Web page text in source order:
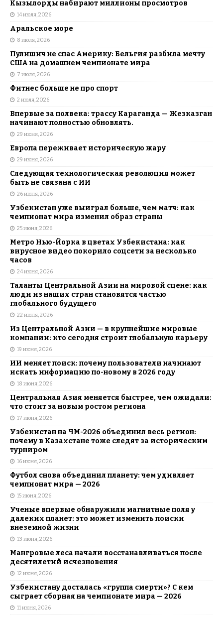
Кызылорды набирают миллионы просмотров
14 июля, 2026
Аральское море
8 июля, 2026
Пулишич не спас Америку: Бельгия разбила мечту
США на домашнем чемпионате мира
7 июля, 2026
Фитнес больше не про спорт
2 июля, 2026
Впервые за полвека: трассу Караганда — Жезказган
начинают полностью обновлять.
29 июня, 2026
Европа переживает историческую жару
29 июня, 2026
Следующая технологическая революция может
быть не связана с ИИ
26 июня, 2026
Узбекистан уже выиграл больше, чем матч: как
чемпионат мира изменил образ страны
25 июня, 2026
Метро Нью-Йорка в цветах Узбекистана: как
вирусное видео покорило соцсети за несколько
часов
24 июня, 2026
Таланты Центральной Азии на мировой сцене: как
люди из наших стран становятся частью
глобального будущего
22 июня, 2026
Из Центральной Азии — в крупнейшие мировые
компании: кто сегодня строит глобальную карьеру
19 июня, 2026
ИИ меняет поиск: почему пользователи начинают
искать информацию по-новому в 2026 году
18 июня, 2026
Центральная Азия меняется быстрее, чем ожидали:
что стоит за новым ростом региона
17 июня, 2026
Узбекистан на ЧМ-2026 объединил весь регион:
почему в Казахстане тоже следят за историческим
турниром
16 июня, 2026
Футбол снова объединил планету: чем удивляет
чемпионат мира — 2026
15 июня, 2026
Ученые впервые обнаружили магнитные поля у
далеких планет: это может изменить поиски
внеземной жизни
13 июня, 2026
Мангровые леса начали восстанавливаться после
десятилетий исчезновения
12 июня, 2026
Узбекистану досталась «группа смерти»? С кем
сыграет сборная на чемпионате мира — 2026
11 июня, 2026